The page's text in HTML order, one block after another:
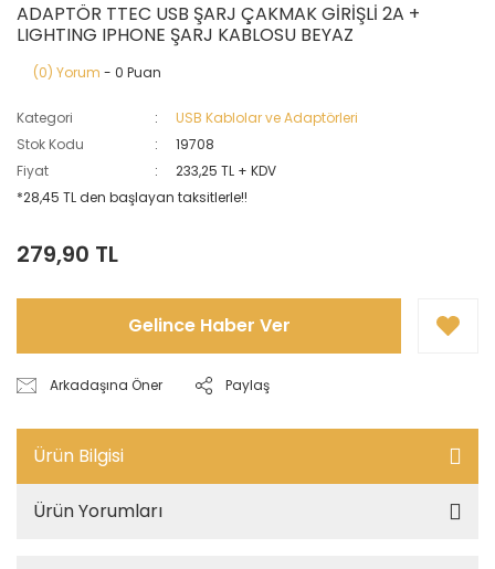
ADAPTÖR TTEC USB ŞARJ ÇAKMAK GİRİŞLİ 2A +
LIGHTING IPHONE ŞARJ KABLOSU BEYAZ
(0) Yorum - 0 Puan
Kategori
USB Kablolar ve Adaptörleri
Stok Kodu
19708
Fiyat
233,25 TL + KDV
*28,45 TL den başlayan taksitlerle!!
279,90 TL
Gelince Haber Ver
Arkadaşına Öner Paylaş
Ürün Bilgisi
Ürün Yorumları